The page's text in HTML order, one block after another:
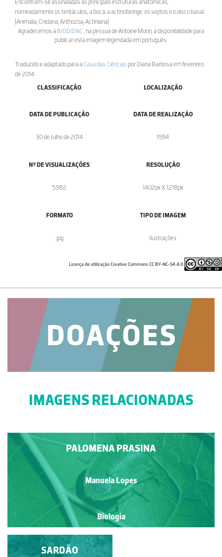
Encontram-se assinaladas as principais estruturas anatómicas,
nomeadamente os tentáculos, a boca, a actinofaringe, os septos e o disco basal.
[Animalia; Cnidaria; Anthozoa; Actiniaria]
Agradecemos à BIODIDAC , na pessoa de Antoine Morin, a disponibilidade para
publicar esta imagem legendada em português.
Traduzido e adaptado para aCasa das Ciências por Diana Barbosa em fevereiro
de 2014.
CLASSIFICAÇÃO
LOCALIZAÇÃO
DATA DE PUBLICAÇÃO
30 de Julho de 2014
DATA DE REALIZAÇÃO
1994
Nº DE VISUALIZAÇÕES
5982
RESOLUÇÃO
1402px X 1218px
FORMATO
.jpg
TIPO DE IMAGEM
Ilustrações
Licença de utilização Creative Commons CC BY-NC-SA 4.0
IMAGENS RELACIONADAS
PALOMENA PRASINA
Manuela Lopes
Biologia
SOLHA OU LINGUADO
SARDÃO